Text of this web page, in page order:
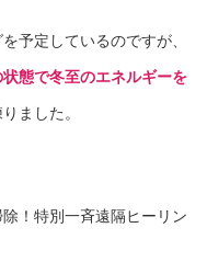
予定しているのですが、
状態で冬至のエネルギーを
ました。
！特別一斉遠隔ヒーリン